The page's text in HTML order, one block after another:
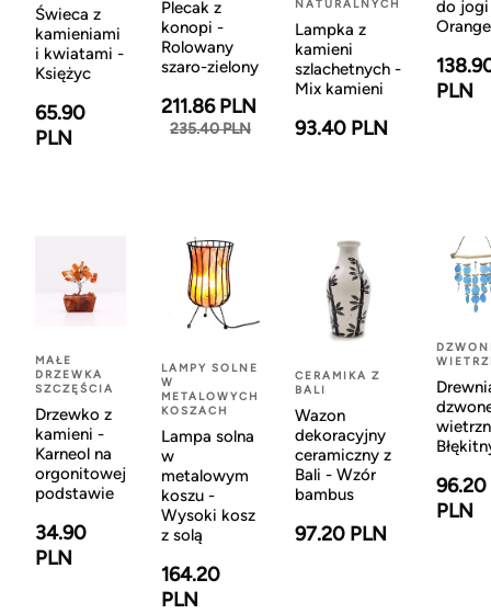
Świeca z
kamieniami
i kwiatami -
Księżyc
65.90
PLN
Plecak z
konopi -
Rolowany
szaro-zielony
211.86 PLN
235.40 PLN
NATURALNYCH
Lampka z
kamieni
szlachetnych -
Mix kamieni
93.40 PLN
do
Orange
PLN
MAŁE
DRZEWKA
SZCZĘŚCIA
Drzewko z
kamieni -
Karneol na
orgonitowej
podstawie
34.90
PLN
LAMPY SOLNE
W
METALOWYCH
KOSZACH
Lampa solna
w
metalowym
koszu -
Wysoki kosz
z solą
164.20
PLN
CERAMIKA Z
BALI
Wazon
dekoracyjny
ceramiczny z
Bali - Wzór
bambus
97.20 PLN
96.20
PLN